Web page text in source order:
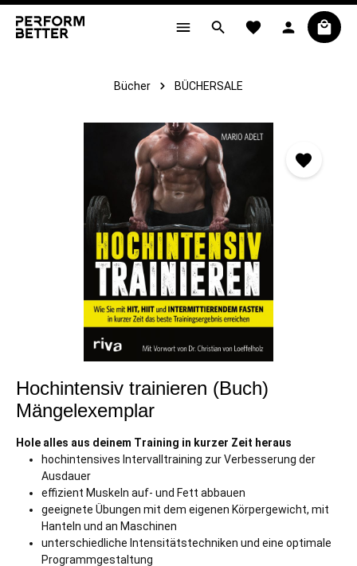
springen
Bücher BÜCHERSALE
Hochintensiv trainieren (Buch)
Mängelexemplar
Hole alles aus deinem Training in kurzer Zeit heraus
hochintensives Intervalltraining zur Verbesserung der
Ausdauer
effizient Muskeln auf- und Fett abbauen
geeignete Übungen mit dem eigenen Körpergewicht, mit
Hanteln und an Maschinen
unterschiedliche Intensitätstechniken und eine optimale
Programmgestaltung